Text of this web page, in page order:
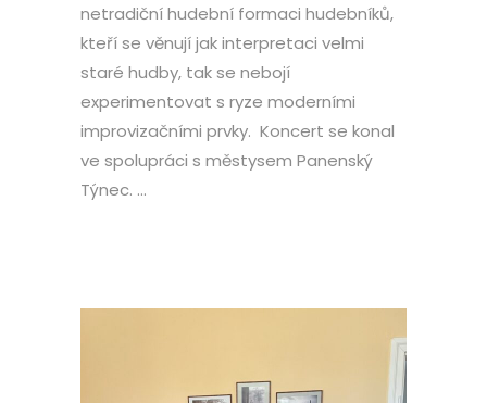
netradiční hudební formaci hudebníků,
kteří se věnují jak interpretaci velmi
staré hudby, tak se nebojí
experimentovat s ryze moderními
improvizačními prvky. Koncert se konal
ve spolupráci s městysem Panenský
Týnec. ...